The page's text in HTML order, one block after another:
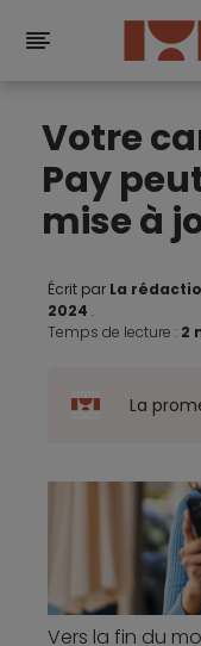
Votre
Pay
mise à
Écrit par La
2024 .
Temps de lecture : 2
La
Vers la fin du